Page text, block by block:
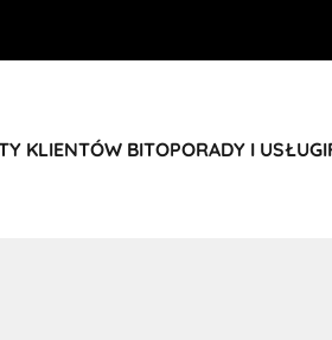
KLIENTÓW BITOPORADY I USŁUGI